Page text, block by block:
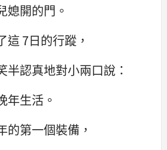
媳開的門。
這 7日的行蹤，
半認真地對小兩口說：‌‌
年生活。
的第一個裝備，